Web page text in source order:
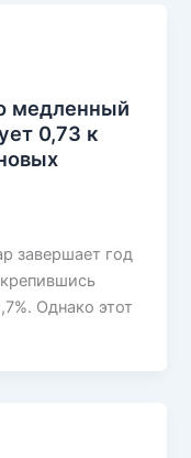
медленный
0,73 к
завершает год
Однако этот